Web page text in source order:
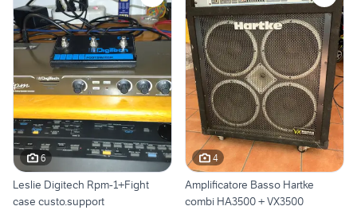
6
Leslie Digitech Rpm-1+Fight
case custo.support
4
Amplificatore Basso Hartke
combi HA3500 + VX3500